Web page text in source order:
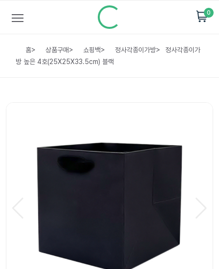
0
홈> 상품구매> 쇼핑백> 정사각종이가방>
정사각종이가
방 높은 4호(25X25X33.5cm) 블랙